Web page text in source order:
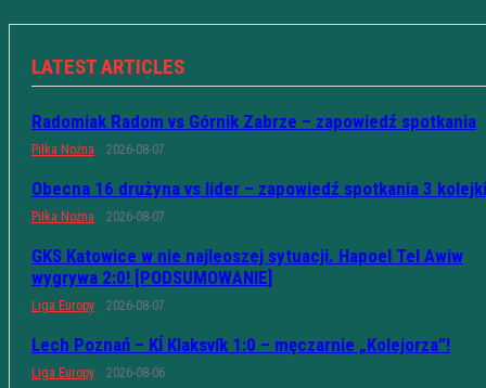
LATEST ARTICLES
Radomiak Radom vs Górnik Zabrze – zapowiedź spotkania
Piłka Nożna 2026-08-07
Obecna 16 drużyna vs lider – zapowiedź spotkania 3 kolejki
Piłka Nożna 2026-08-07
GKS Katowice w nie najleoszej sytuacji. Hapoel Tel Awiw
wygrywa 2:0! [PODSUMOWANIE]
Liga Europy 2026-08-07
Lech Poznań – KÍ Klaksvík 1:0 – męczarnie „Kolejorza”!
Liga Europy 2026-08-06